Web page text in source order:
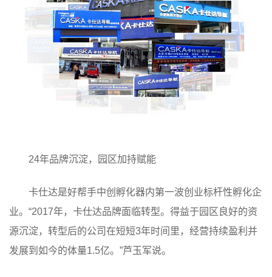
24年品牌沉淀，园区加持赋能
卡仕达是好帮手中创孵化器内第一波创业标杆性孵化企
业。“2017年，卡仕达品牌面临转型。得益于园区良好的资
源沉淀，转型后的公司在短短3年时间里，经营持续盈利并
发展到如今的体量1.5亿。”芦玉军说。